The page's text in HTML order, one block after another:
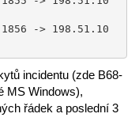
-> 198.51.10
incidentu (zde B68-
MS Windows),
řádek a poslední 3